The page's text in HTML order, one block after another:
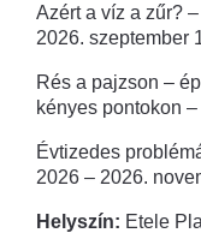
Azért a víz a zűr?
2026. szeptember
Rés a pajzson –
kényes pontokon
Évtizedes
2026 – 2026.
Helyszín: Etele